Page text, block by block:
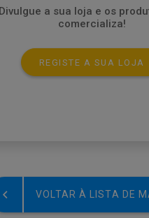
Divulgue a sua loja e os
comercializa!
REGISTE A SUA LOJA
VOLTAR À LISTA DE